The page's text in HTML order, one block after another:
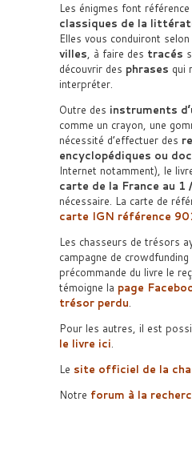
Les énigmes font référence
classiques de la
Elles vous conduiront
villes, à faire des tracés
découvrir des phrases qui
interpréter.
Outre des instruments
comme un crayon, une
nécessité d’effectuer des
encyclopédiques ou
Internet notamment), le
carte de la France au
nécessaire. La carte de
carte IGN référence
Les chasseurs de trésors
campagne de
précommande du livre le
témoigne la page
trésor perdu.
Pour les autres, il est
le livre ici.
Le site officiel de la
Notre forum à la